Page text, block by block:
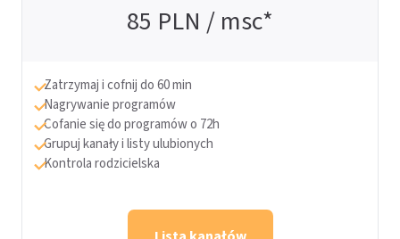
85 PLN / msc*
Zatrzymaj i cofnij do 60 min
Nagrywanie programów
Cofanie się do programów o 72h
Grupuj kanały i listy ulubionych
Kontrola rodzicielska